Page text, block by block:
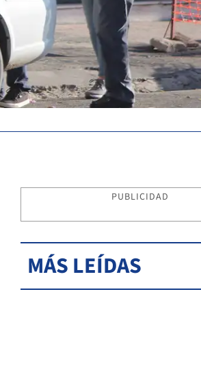
PUBLICIDAD
MÁS LEÍDAS